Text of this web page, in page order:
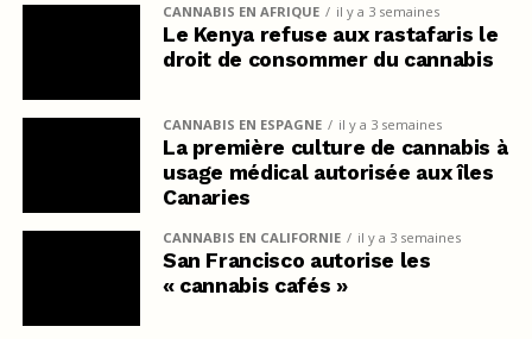
CANNABIS EN AFRIQUE il y a 3 semaines
Le Kenya refuse aux rastafaris le
droit de consommer du cannabis
CANNABIS EN ESPAGNE il y a 3 semaines
La première culture de cannabis à
usage médical autorisée aux îles
Canaries
CANNABIS EN CALIFORNIE il y a 3 semaines
San Francisco autorise les
« cannabis cafés »